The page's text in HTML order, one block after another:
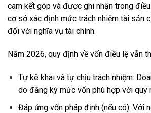
cam kết góp và được ghi nhận trong
cơ sở xác định mức trách nhiệm tài sản
đối với nghĩa vụ tài chính.
Năm 2026, quy định về vốn điều lệ vẫn
Tự kê khai và tự chịu trách nhiệm:
do đăng ký mức vốn phù hợp với quy
Đáp ứng vốn pháp định (nếu có): Với